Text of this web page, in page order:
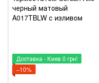
Доставка - Киев 0 грн!
−10%